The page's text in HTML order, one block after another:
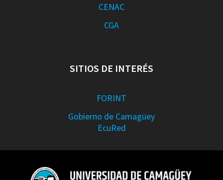
CENAC
CGA
SITIOS DE INTERÉS
FORINT
Gobierno de Camagüey
EcuRed